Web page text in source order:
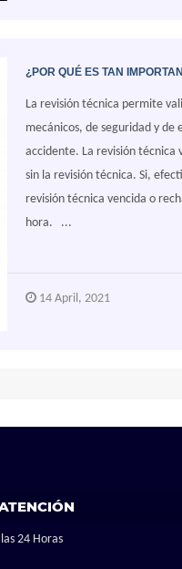
¿POR QUÉ ES TAN
La revisión técnica permite
mecánicos, de seguridad y
accidente. La revisión técnica
sin la revisión técnica. Si,
revisión técnica vencida o
hora. ...
14 April, 2021
24 Horas